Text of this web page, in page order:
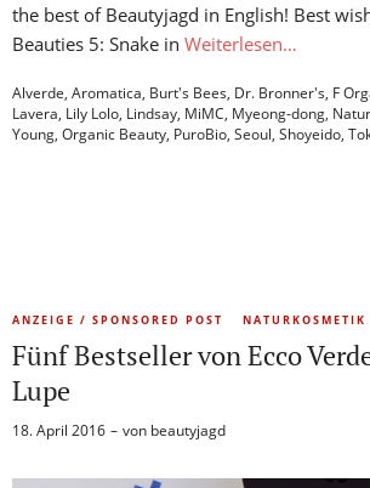
the best of Beautyjagd in English! Best
Beauties 5: Snake in Weiterlesen…
Alverde, Aromatica, Burt's Bees, Dr. Bronner's, F
Lavera, Lily Lolo, Lindsay, MiMC, Myeong-dong,
Young, Organic Beauty, PuroBio, Seoul, Shoyeido,
ANZEIGE / SPONSORED POST NATURKOSMETIK
Fünf Bestseller von Ecco
Lupe
18. April 2016 von beautyjagd